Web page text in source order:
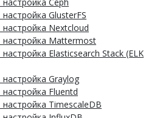
GlusterFS
настройка Nextcloud
настройка Mattermost
Elasticsearch Stack (ELK
Graylog
Fluentd
TimescaleDB